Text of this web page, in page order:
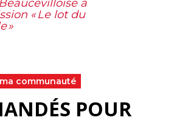
à
« Le lot du
»
communauté
POUR